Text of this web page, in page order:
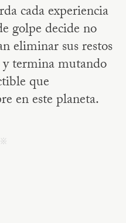
cada experiencia
golpe decide no
eliminar sus restos
termina mutando
que
en este planeta.
j